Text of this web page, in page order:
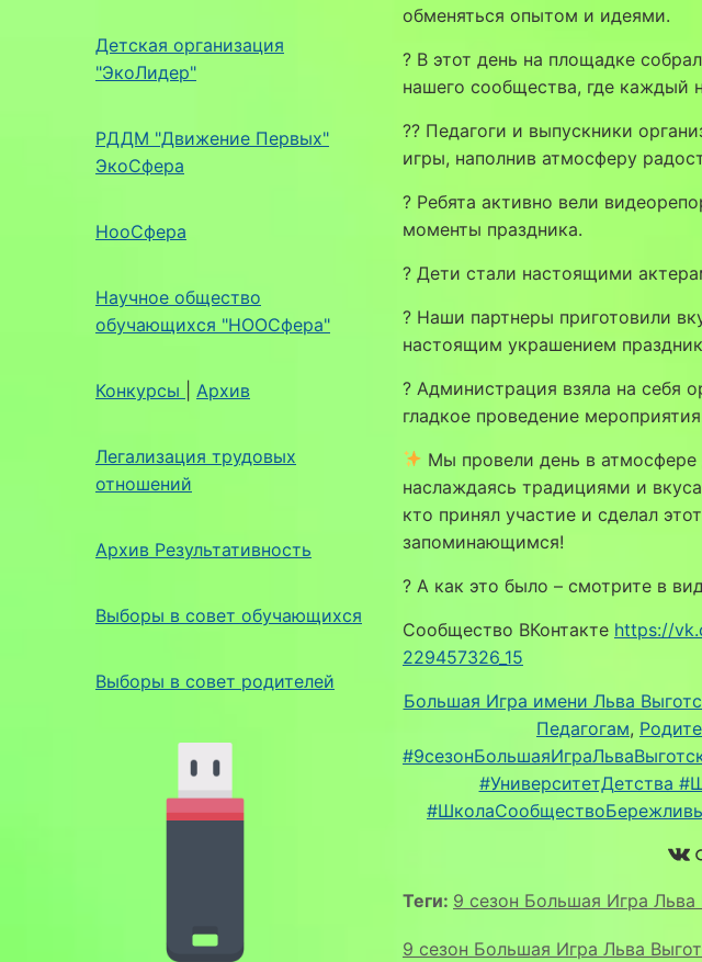
Детская организация
"ЭкоЛидер"
РДДМ "Движение Первых"
ЭкоСфера
НооСфера
Научное общество
обучающихся "НООСфера"
Конкурсы Архив
Легализация трудовых
отношений
Архив Результативность
Выборы в совет обучающихся
Выборы в совет родителей
обменяться опытом и идеями.
? В этот день на площадке
нашего сообщества, где каждый
?‍? Педагоги и выпускники
игры, наполнив атмосферу
? Ребята активно вели
моменты праздника.
? Дети стали настоящими
? Наши партнеры приготовили
настоящим украшением
? Администрация взяла на себя
гладкое проведение
Мы провели день в атмосфере
наслаждаясь традициями и
кто принял участие и сделал
запоминающимся!
? А как это было – смотрите в
Сообщество ВКонтакте https://
229457326_15
Большая Игра имени Льва
Педагогам,
#УниверситетДетства
Теги: 9 сезон Большая Игра Льва
9 сезон Большая Игра Льва